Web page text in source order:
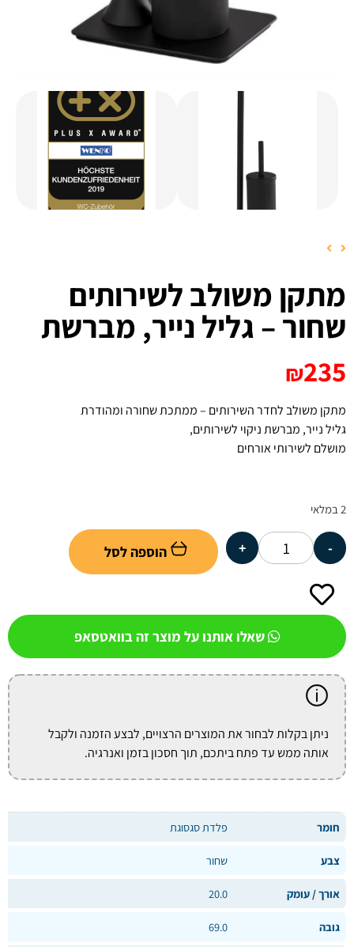
מתקן משולב לשירותים
שחור – גליל נייר, מברשת
₪235
מתקן משולב לחדר השירותים – ממתכת שחורה ומהודרת
גליל נייר, מברשת ניקוי לשירותים,
מושלם לשירותי אורחים
הוספה לסל
שאלו אותנו על מוצר זה בוואטסאפ
ניתן בקלות לבחור את המוצרים הרצויים, לבצע הזמנה ולקבל
אותה ממש עד פתח ביתכם, תוך חסכון בזמן ואנרגיה.
חומר פלדת סגסוגת
צבע שחור
אורך / עומק 20.0
גובה 69.0